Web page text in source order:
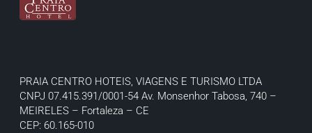
PRAIA CENTRO HOTEIS, VIAGENS E TURISMO LTDA
CNPJ 07.415.391/0001-54 Av. Monsenhor Tabosa, 740 –
MEIRELES – Fortaleza – CE
CEP: 60.165-010